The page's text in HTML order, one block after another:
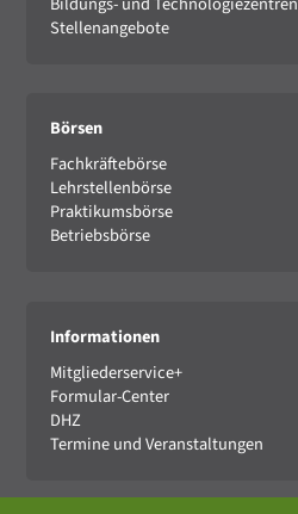
Stellenangebote
Börsen
Fachkräftebörse
Lehrstellenbörse
Praktikumsbörse
Betriebsbörse
Informationen
Mitgliederservice+
Formular-Center
DHZ
Termine und Veranstaltungen